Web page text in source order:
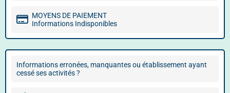
MOYENS DE PAIEMENT
Informations Indisponibles
Informations erronées, manquantes ou établissement ayant
cessé ses activités ?